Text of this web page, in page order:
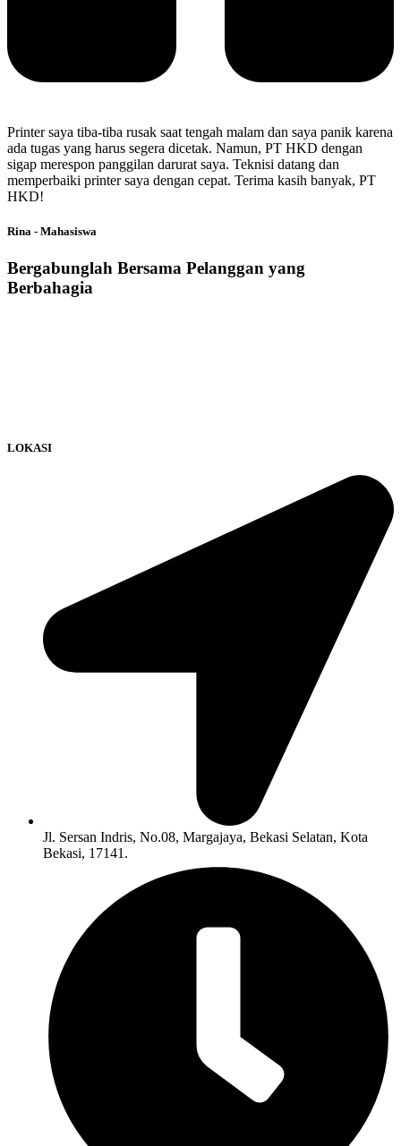
Printer saya tiba-tiba rusak saat tengah malam dan saya panik karena
ada tugas yang harus segera dicetak. Namun, PT HKD dengan
sigap merespon panggilan darurat saya. Teknisi datang dan
memperbaiki printer saya dengan cepat. Terima kasih banyak, PT
HKD!
Rina - Mahasiswa
Bergabunglah Bersama Pelanggan yang
Berbahagia
LOKASI
Jl. Sersan Indris, No.08, Margajaya, Bekasi Selatan, Kota
Bekasi, 17141.